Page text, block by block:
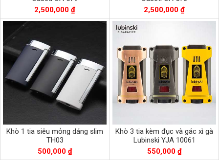
2,500,000 ₫
2,500,000 ₫
Khò 1 tia siêu mỏng dáng slim
TH03
500,000 ₫
Khò 3 tia kèm đục và gác xì gà
Lubinski YJA 10061
550,000 ₫